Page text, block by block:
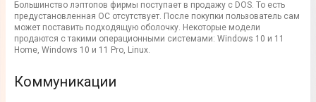
Большинство лэптопов фирмы поступает в продажу с DOS. То есть
предустановленная ОС отсутствует. После покупки пользователь сам
может поставить подходящую оболочку. Некоторые модели
продаются с такими операционными системами: Windows 10 и 11
Home, Windows 10 и 11 Pro, Linux.
Коммуникации